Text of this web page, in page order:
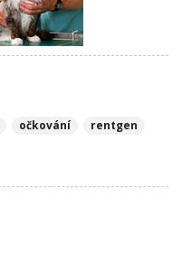
očkování
rentgen